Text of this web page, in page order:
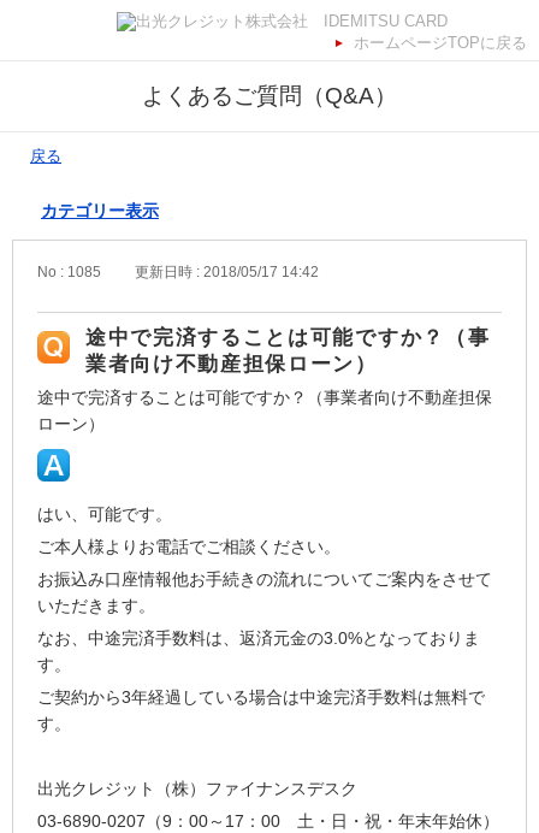
ホームページTOPに戻る
よくあるご質問（Q&A）
戻る
カテゴリー表示
No : 1085 更新日時 : 2018/05/17 14:42
途中で完済することは可能ですか？（事
業者向け不動産担保ローン）
途中で完済することは可能ですか？（事業者向け不動産担保
ローン）
はい、可能です。
ご本人様よりお電話でご相談ください。
お振込み口座情報他お手続きの流れについてご案内をさせて
いただきます。
なお、中途完済手数料は、返済元金の3.0%となっておりま
す。
ご契約から3年経過している場合は中途完済手数料は無料で
す。
出光クレジット（株）ファイナンスデスク
03-6890-0207（9：00～17：00 土・日・祝・年末年始休）